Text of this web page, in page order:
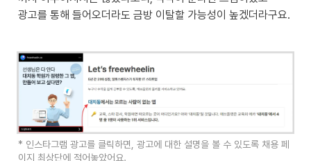
광고를 통해 들어오더라도 금방 이탈할 가능성이 높겠더라구요.
* 인스타그램 광고를 클릭하면, 광고에 대한 설명을 볼 수 있도록 채용 페
이지 최상단에 적어놓았어요.